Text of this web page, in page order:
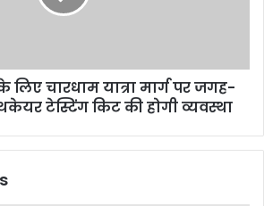
लिए चारधाम यात्रा मार्ग पर जगह-
टेस्टिंग किट की होगी व्यवस्था